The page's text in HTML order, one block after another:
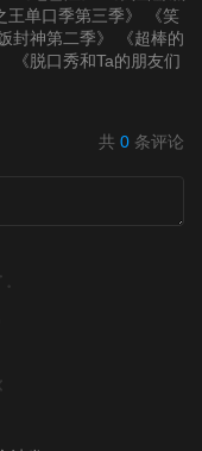
王单口季第三季》
《笑
封神第二季》
《超棒的
《脱口秀和Ta的朋友们
共 0 条评论